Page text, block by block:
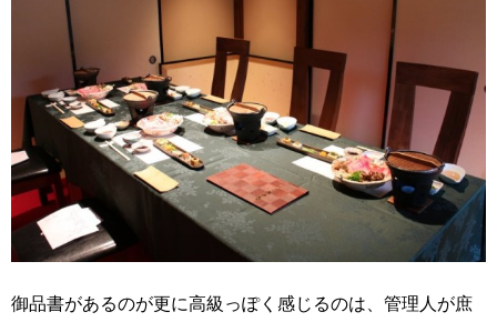
御品書があるのが更に高級っぽく感じるのは、管理人が庶